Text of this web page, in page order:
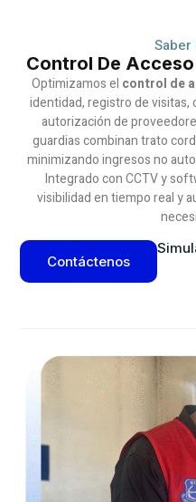
Control De
Optimizamos el control de
identidad, registro de visitas,
autorización de
guardias combinan trato
minimizando ingresos no
Integrado con CCTV y
visibilidad en tiempo real y
Contáctenos